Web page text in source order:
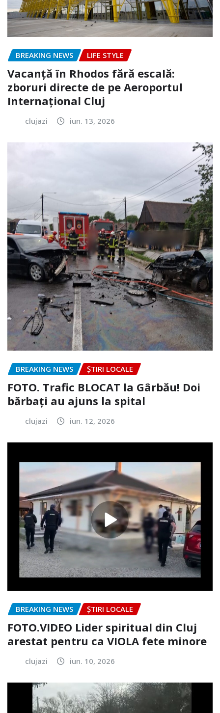
BREAKING NEWS LIFE STYLE
Vacanță în Rhodos fără escală:
zboruri directe de pe Aeroportul
Internațional Cluj
clujazi iun. 13, 2026
BREAKING NEWS ȘTIRI LOCALE
FOTO. Trafic BLOCAT la Gârbău! Doi
bărbați au ajuns la spital
clujazi iun. 12, 2026
BREAKING NEWS ȘTIRI LOCALE
FOTO.VIDEO Lider spiritual din Cluj
arestat pentru ca VIOLA fete minore
clujazi iun. 10, 2026